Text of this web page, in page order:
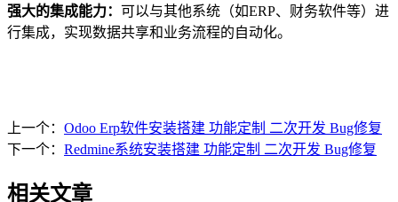
强大的集成能力： 可以与其他系统（如ERP、财务软件等）进
行集成，实现数据共享和业务流程的自动化。
上一个： Odoo Erp软件安装搭建 功能定制 二次开发 Bug修复
下一个： Redmine系统安装搭建 功能定制 二次开发 Bug修复
相关文章